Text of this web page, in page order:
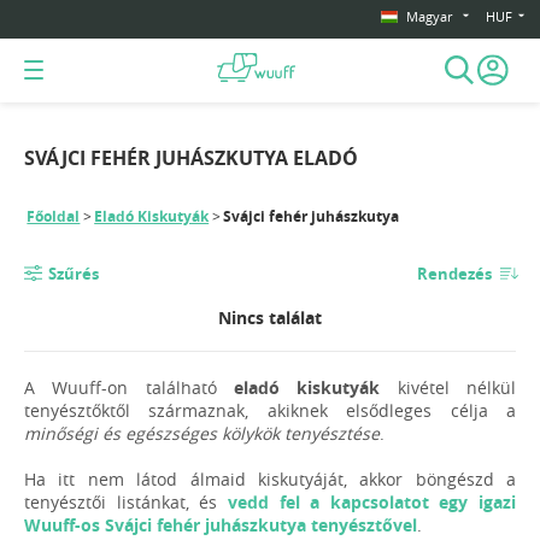
Magyar HUF
SVÁJCI FEHÉR JUHÁSZKUTYA ELADÓ
Főoldal Eladó Kiskutyák Svájci fehér juhászkutya
Szűrés Rendezés
Nincs találat
A Wuuff-on található eladó kiskutyák kivétel nélkül
tenyésztőktől származnak, akiknek elsődleges célja a
minőségi és egészséges kölykök tenyésztése.
Ha itt nem látod álmaid kiskutyáját, akkor böngészd a
tenyésztői listánkat, és vedd fel a kapcsolatot egy igazi
Wuuff-os Svájci fehér juhászkutya tenyésztővel.